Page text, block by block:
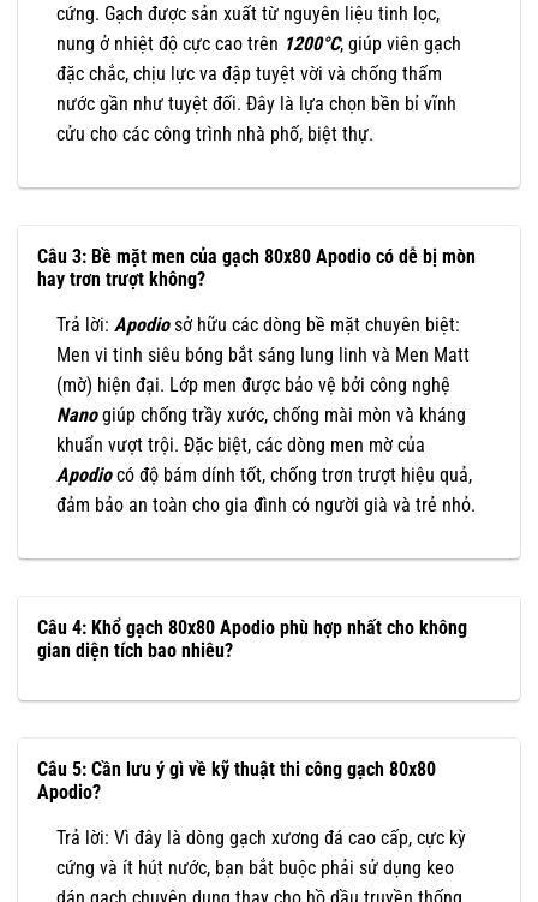
cứng. Gạch được sản xuất từ nguyên liệu tinh lọc,
nung ở nhiệt độ cực cao trên 1200°C, giúp viên gạch
đặc chắc, chịu lực va đập tuyệt vời và chống thấm
nước gần như tuyệt đối. Đây là lựa chọn bền bỉ vĩnh
cửu cho các công trình nhà phố, biệt thự.
Câu 3: Bề mặt men của gạch 80x80 Apodio có dễ bị mòn
hay trơn trượt không?
Trả lời: Apodiosở hữu các dòng bề mặt chuyên biệt:
Men vi tinh siêu bóng bắt sáng lung linh và Men Matt
(mờ) hiện đại. Lớp men được bảo vệ bởi công nghệ
Nanogiúp chống trầy xước, chống mài mòn và kháng
khuẩn vượt trội. Đặc biệt, các dòng men mờ của
Apodiocó độ bám dính tốt, chống trơn trượt hiệu quả,
đảm bảo an toàn cho gia đình có người già và trẻ nhỏ.
Câu 4: Khổ gạch 80x80 Apodio phù hợp nhất cho không
gian diện tích bao nhiêu?
Câu 5: Cần lưu ý gì về kỹ thuật thi công gạch 80x80
Apodio?
Trả lời: Vì đây là dòng gạch xương đá cao cấp, cực kỳ
cứng và ít hút nước, bạn bắt buộc phải sử dụng keo
dán gạch chuyên dụng thay cho hồ dầu truyền thống